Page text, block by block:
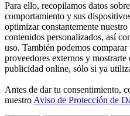
Para ello, recopilamos datos
comportamiento y sus
optimizar constantemente
contenidos personalizados, así
uso. También podemos
proveedores externos y mostrarte
publicidad online, sólo si ya
Antes de dar tu consentimiento,
nuestro Aviso de Protección de